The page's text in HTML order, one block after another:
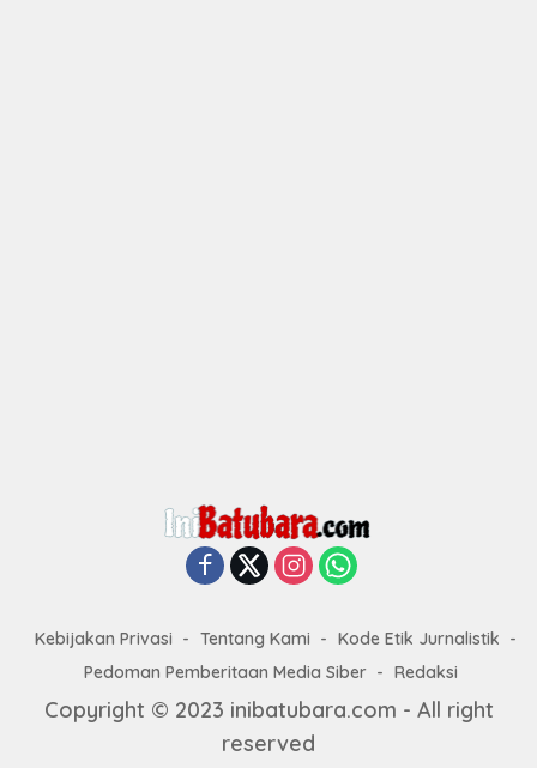
Kebijakan Privasi Tentang Kami
Kode Etik Jurnalistik
Pedoman Pemberitaan Media Siber
Redaksi
Copyright © 2023 inibatubara.com - All right
reserved